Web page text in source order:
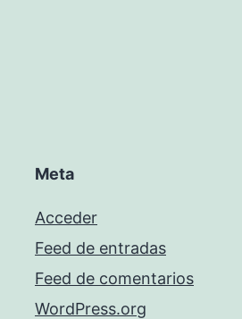
Meta
Acceder
Feed de entradas
Feed de comentarios
WordPress.org